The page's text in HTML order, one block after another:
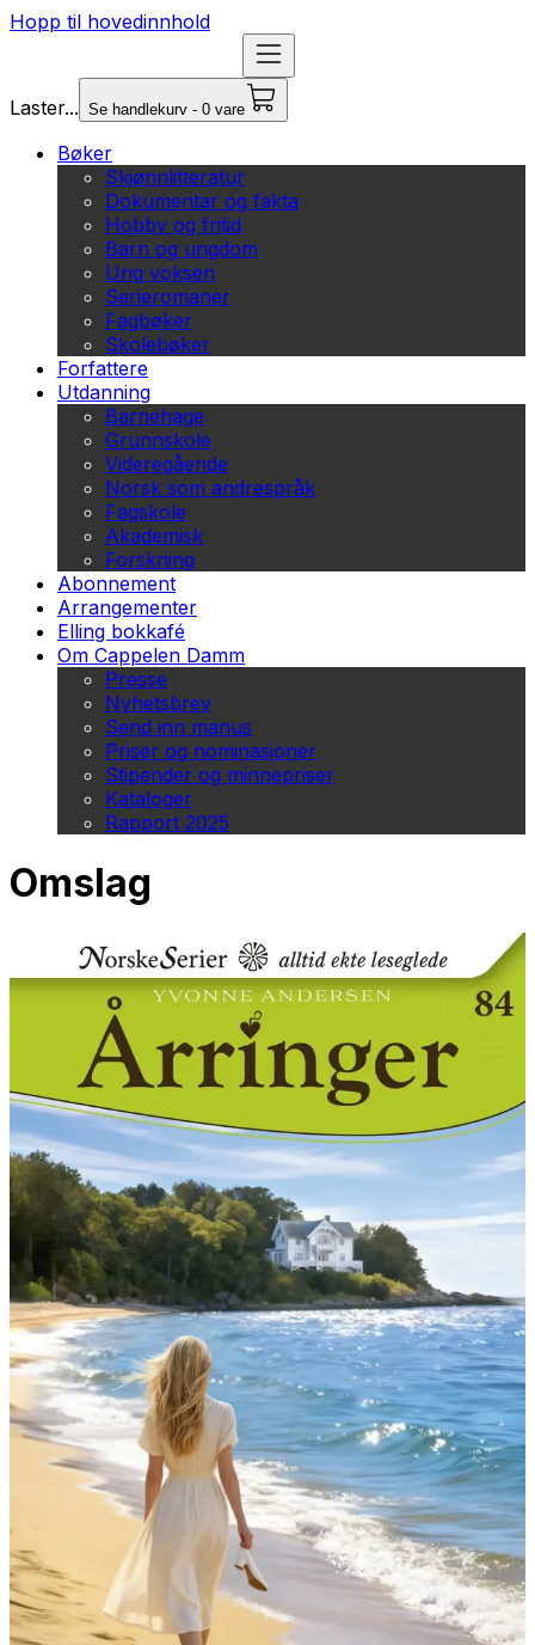
Hopp til hovedinnhold
Laster... Se handlekurv - 0 vare
Bøker
Skjønnlitteratur
Dokumentar og fakta
Hobby og fritid
Barn og ungdom
Ung voksen
Serieromaner
Fagbøker
Skolebøker
Forfattere
Utdanning
Barnehage
Grunnskole
Videregående
Norsk som andrespråk
Fagskole
Akademisk
Forskning
Abonnement
Arrangementer
Elling bokkafé
Om Cappelen Damm
Presse
Nyhetsbrev
Send inn manus
Priser og nominasjoner
Stipender og minnepriser
Kataloger
Rapport 2025
Omslag